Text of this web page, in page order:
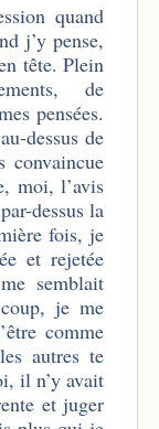
quand
j’y pense,
tête. Plein
de
pensées.
dessus de
convaincue
moi, l’avis
dessus la
fois, je
et rejetée
semblait
je me
comme
autres te
il n’y avait
et juger